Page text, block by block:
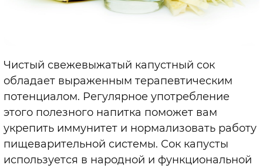
Чистый свежевыжатый капустный сок
обладает выраженным терапевтическим
потенциалом. Регулярное употребление
этого полезного напитка поможет вам
укрепить иммунитет и нормализовать работу
пищеварительной системы. Сок капусты
используется в народной и функциональной